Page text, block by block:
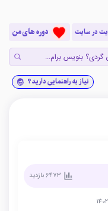
در سایت دوره های من
نیاز به راهنمایی دارید؟
6473 بازدید